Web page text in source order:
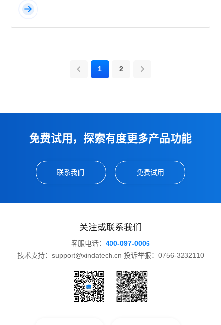
1 2
免费试用，探索有度更多产品功能
联系我们 免费试用
关注或联系我们
客服电话： 400-097-0006
技术支持：support@xindatech.cn 投诉举报：0756-3232110